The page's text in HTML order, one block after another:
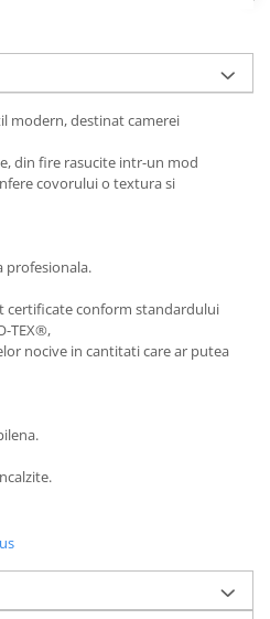
modern, destinat camerei
din fire rasucite intr-un mod
covorului o textura si
profesionala.
certificate conform standardului
TEX®,
nocive in cantitati care ar putea